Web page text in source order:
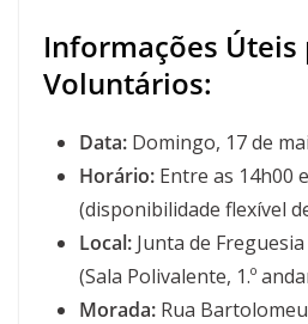
Informações Úteis
Voluntários:
Data: Domingo, 17 de
Horário: Entre as 14h00
(disponibilidade flexível
Local: Junta de
(Sala Polivalente, 1.º
Morada: Rua